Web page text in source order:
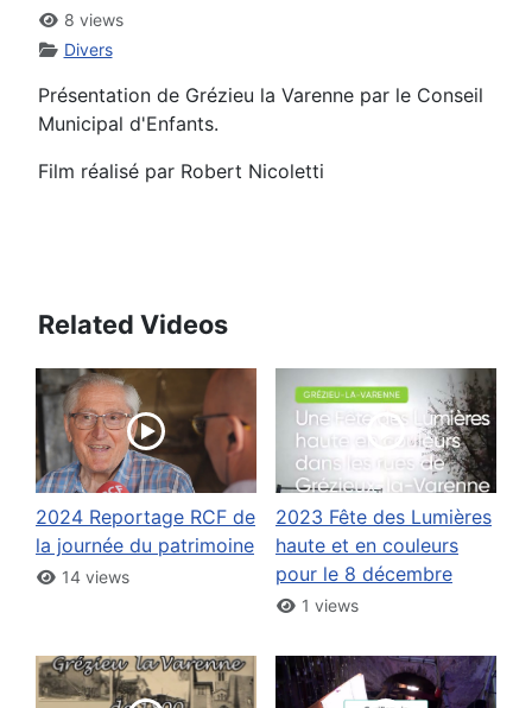
8 views
Divers
Présentation de Grézieu la Varenne par le Conseil
Municipal d'Enfants.
Film réalisé par Robert Nicoletti
Related Videos
2024 Reportage RCF de
la journée du patrimoine
14 views
2023 Fête des Lumières
haute et en couleurs
pour le 8 décembre
1 views